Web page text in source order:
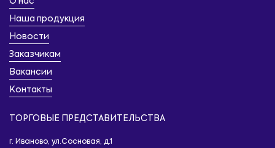
Наша продукция
Новости
Заказчикам
Вакансии
Контакты
ТОРГОВЫЕ ПРЕДСТАВИТЕЛЬСТВА
г. Иваново, ул.Сосновая, д.1